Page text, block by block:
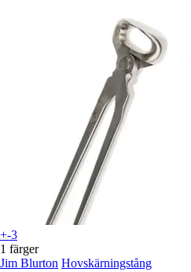
+-3
1 färger
Jim Blurton Hovskärningstång